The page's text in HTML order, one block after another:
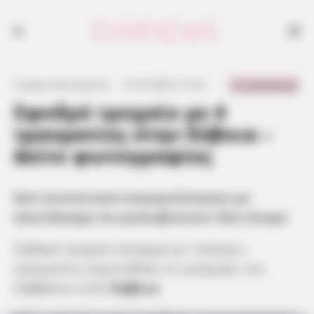
Σφοδρό τροχαίο με 4
τραυματίες στην Εύβοια –
Δείτε φωτογραφίες
Δύο αυτοκίνητα συγκρούστηκαν με
αποτέλεσμα να εγκλωβιστούν δύο άτομα
Εύβοια